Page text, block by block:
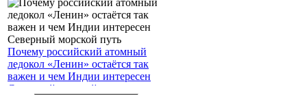
Почему российский атомный
ледокол «Ленин» остаётся так
важен и чем Индии интересен
Северный морской путь